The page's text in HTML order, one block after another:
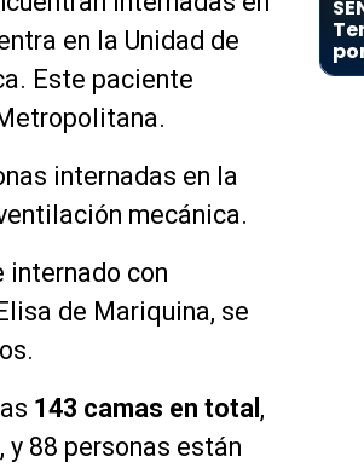
en la Unidad de
Este paciente
internadas en la
mecánica.
internado con
de Mariquina, se
143 camas en total ,
88 personas están